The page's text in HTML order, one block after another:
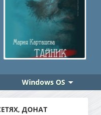
Windows OS
ДОНАТ